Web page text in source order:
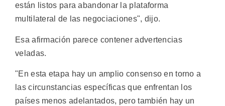
están listos para abandonar la plataforma
multilateral de las negociaciones", dijo.
Esa afirmación parece contener advertencias
veladas.
"En esta etapa hay un amplio consenso en torno a
las circunstancias específicas que enfrentan los
países menos adelantados, pero también hay un